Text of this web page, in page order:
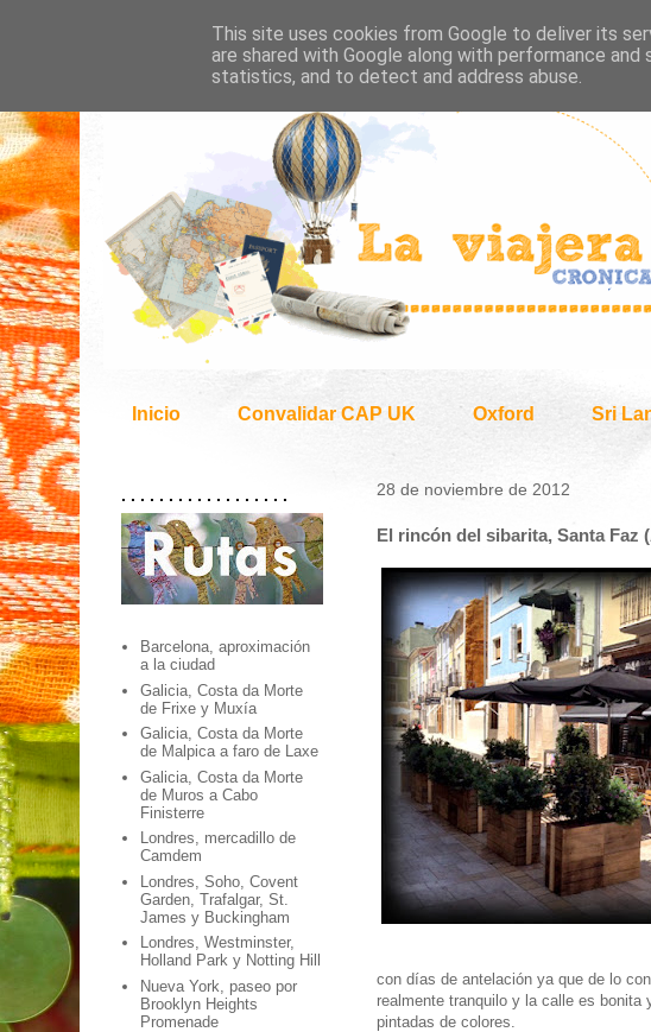
Inicio Convalidar CAP UK Oxford Sri
28 de noviembre de 2012
El rincón del sibarita, Santa Faz
con días de antelación ya que de lo
realmente tranquilo y la calle es
pintadas de colores.
. . . . . . . . . . . . . . . . . .
Barcelona, aproximación
a la ciudad
Galicia, Costa da Morte
de Frixe y Muxía
Galicia, Costa da Morte
de Malpica a faro de Laxe
Galicia, Costa da Morte
de Muros a Cabo
Finisterre
Londres, mercadillo de
Camdem
Londres, Soho, Covent
Garden, Trafalgar, St.
James y Buckingham
Londres, Westminster,
Holland Park y Notting Hill
Nueva York, paseo por
Brooklyn Heights
Promenade
This site uses cookies from Google to deliver its
are shared with Google along with performance
statistics, and to detect and address abuse.